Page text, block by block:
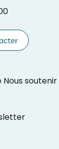
Nous soutenir